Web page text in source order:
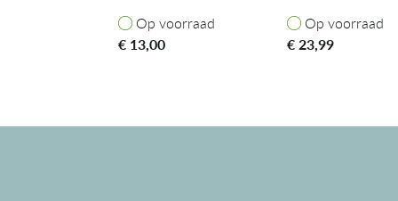
Op voorraad
Op voorraad
€ 13,00
Op voorraad
Op voorraad
€23,99